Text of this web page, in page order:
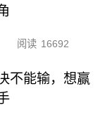
阅读 16692
不能输，想赢